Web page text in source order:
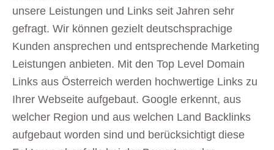
unsere Leistungen und Links seit Jahren sehr
gefragt. Wir können gezielt deutschsprachige
Kunden ansprechen und entsprechende Marketing
Leistungen anbieten. Mit den Top Level Domain
Links aus Österreich werden hochwertige Links zu
Ihrer Webseite aufgebaut. Google erkennt, aus
welcher Region und aus welchen Land Backlinks
aufgebaut worden sind und berücksichtigt diese